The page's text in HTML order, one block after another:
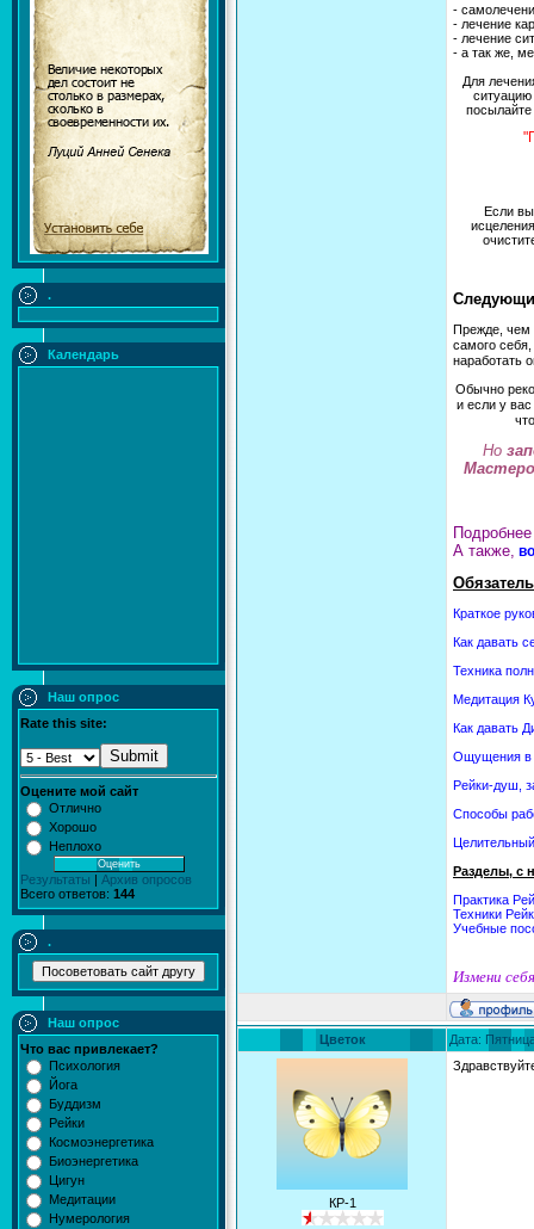
.
Календарь
Наш опрос
Rate this site:
Submit
Оцените мой сайт
Отлично
Хорошо
Неплохо
Результаты
Архив опросов
Всего ответов: 144
.
Наш опрос
Что вас привлекает?
Психология
Йога
Буддизм
Рейки
Космоэнергетика
Биоэнергетика
Цигун
Медитации
Нумерология
-
- лечение
- лечение
- а так же,
Для
Если вы
Прежде, чем
самого
наработать
Обычно
и если у
Но
А также,
Краткое
Как давать
Техника
Медитация
Как давать
Ощущения в
Рейки-душ,
Способы
Разделы, с
Практика
Техники
Учебные
Измени
Цветок Дата:
КР-1